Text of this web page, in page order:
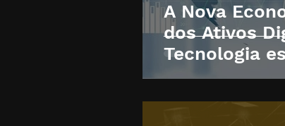
A Nova
dos Ativos
Tecnologia
Mercado